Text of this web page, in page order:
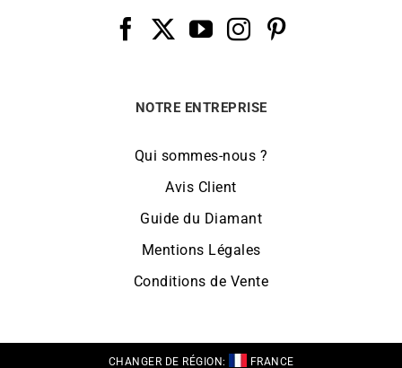
NOTRE ENTREPRISE
Qui sommes-nous ?
Avis Client
Guide du Diamant
Mentions Légales
Conditions de Vente
CHANGER DE RÉGION: FRANCE